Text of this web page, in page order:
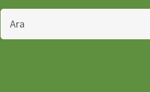
Bu
sitede
ara